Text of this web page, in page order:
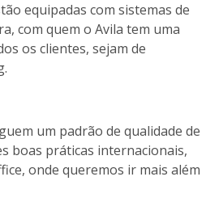
equipadas com sistemas de
com quem o Avila tem uma
os clientes, sejam de
um padrão de qualidade de
boas práticas internacionais,
onde queremos ir mais além